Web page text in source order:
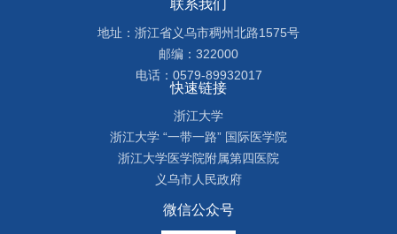
联系我们
地址：浙江省义乌市稠州北路1575号
邮编：322000
电话：0579-89932017
快速链接
浙江大学
浙江大学 “一带一路” 国际医学院
浙江大学医学院附属第四医院
义乌市人民政府
微信公众号